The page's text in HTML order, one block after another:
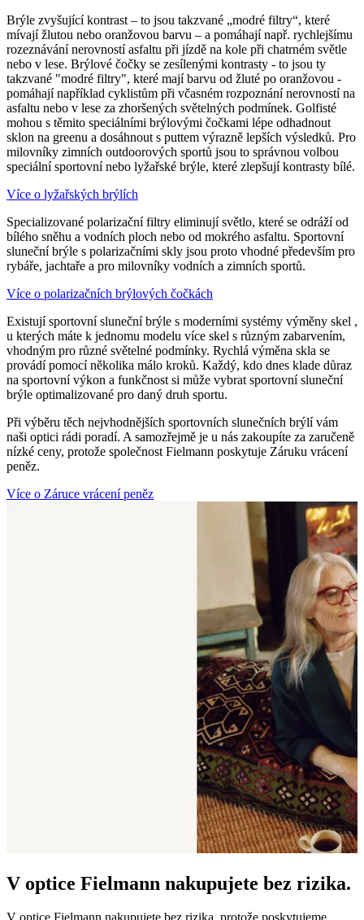
Brýle zvyšující kontrast – to jsou takzvané „modré filtry“, které
mívají žlutou nebo oranžovou barvu – a pomáhají např. rychlejšímu
rozeznávání nerovností asfaltu při jízdě na kole při chatrném světle
nebo v lese. Brýlové čočky se zesílenými kontrasty - to jsou ty
takzvané "modré filtry", které mají barvu od žluté po oranžovou -
pomáhají například cyklistům při včasném rozpoznání nerovností na
asfaltu nebo v lese za zhoršených světelných podmínek. Golfisté
mohou s těmito speciálními brýlovými čočkami lépe odhadnout
sklon na greenu a dosáhnout s puttem výrazně lepších výsledků. Pro
milovníky zimních outdoorových sportů jsou to správnou volbou
speciální sportovní nebo lyžařské brýle, které zlepšují kontrasty bílé.
Více o lyžařských brýlích
Specializované polarizační filtry eliminují světlo, které se odráží od
bílého sněhu a vodních ploch nebo od mokrého asfaltu. Sportovní
sluneční brýle s polarizačními skly jsou proto vhodné především pro
rybáře, jachtaře a pro milovníky vodních a zimních sportů.
Více o polarizačních brýlových čočkách
Existují sportovní sluneční brýle s moderními systémy výměny skel ,
u kterých máte k jednomu modelu více skel s různým zabarvením,
vhodným pro různé světelné podmínky. Rychlá výměna skla se
provádí pomocí několika málo kroků. Každý, kdo dnes klade důraz
na sportovní výkon a funkčnost si může vybrat sportovní sluneční
brýle optimalizované pro daný druh sportu.
Při výběru těch nejvhodnějších sportovních slunečních brýlí vám
naši optici rádi poradí. A samozřejmě je u nás zakoupíte za zaručeně
nízké ceny, protože společnost Fielmann poskytuje Záruku vrácení
peněz.
Více o Záruce vrácení peněz
V optice Fielmann nakupujete bez rizika.